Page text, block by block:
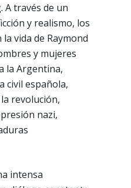
A través de un
y realismo, los
vida de Raymond
y mujeres
la Argentina,
civil española,
revolución,
nazi,
intensa